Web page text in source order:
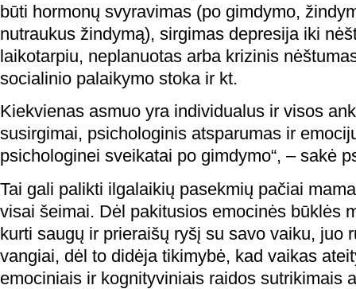
būti hormonų svyravimas (po gimdymo,
nutraukus žindymą), sirgimas depresija iki
laikotarpiu, neplanuotas arba krizinis
socialinio palaikymo stoka ir kt.
Kiekvienas asmuo yra individualus ir visos
susirgimai, psichologinis atsparumas ir
psichologinei sveikatai po gimdymo“, – sakė
Tai gali palikti ilgalaikių pasekmių pačiai
visai šeimai. Dėl pakitusios emocinės būklės
kurti saugų ir prieraišų ryšį su savo vaiku, juo
vangiai, dėl to didėja tikimybė, kad vaikas
emociniais ir kognityviniais raidos sutrikimais